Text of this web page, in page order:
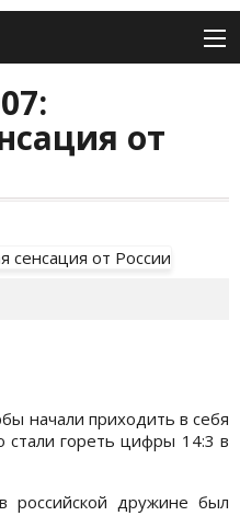
от
начали приходить в себя
стали гореть цифры 14:3 в
дружине был